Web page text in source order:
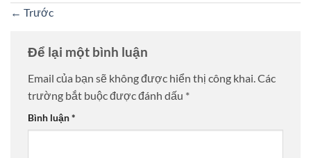
← Trước
Để lại một bình luận
Email của bạn sẽ không được hiển thị công khai.Các
trường bắt buộc được đánh dấu *
Bình luận*